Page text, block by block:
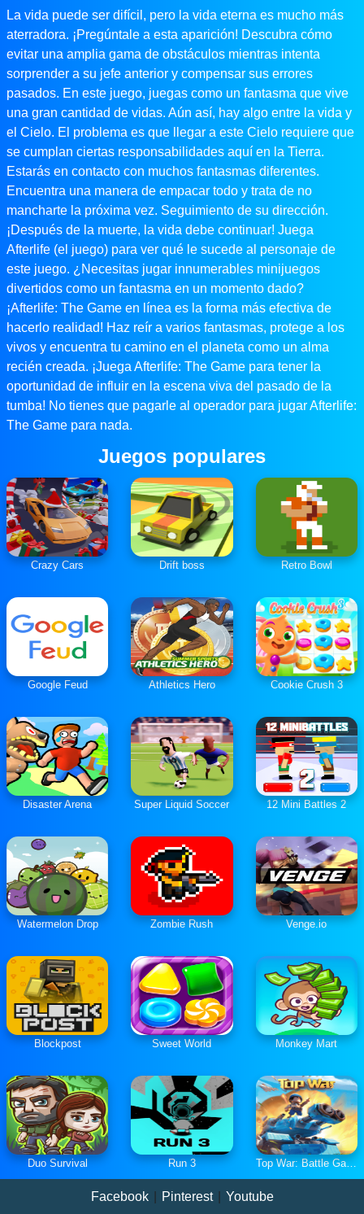
La vida puede ser difícil, pero la vida eterna es mucho más
aterradora. ¡Pregúntale a esta aparición! Descubra cómo
evitar una amplia gama de obstáculos mientras intenta
sorprender a su jefe anterior y compensar sus errores
pasados. En este juego, juegas como un fantasma que vive
una gran cantidad de vidas. Aún así, hay algo entre la vida y
el Cielo. El problema es que llegar a este Cielo requiere que
se cumplan ciertas responsabilidades aquí en la Tierra.
Estarás en contacto con muchos fantasmas diferentes.
Encuentra una manera de empacar todo y trata de no
mancharte la próxima vez. Seguimiento de su dirección.
¡Después de la muerte, la vida debe continuar! Juega
Afterlife (el juego) para ver qué le sucede al personaje de
este juego. ¿Necesitas jugar innumerables minijuegos
divertidos como un fantasma en un momento dado?
¡Afterlife: The Game en línea es la forma más efectiva de
hacerlo realidad! Haz reír a varios fantasmas, protege a los
vivos y encuentra tu camino en el planeta como un alma
recién creada. ¡Juega Afterlife: The Game para tener la
oportunidad de influir en la escena viva del pasado de la
tumba! No tienes que pagarle al operador para jugar Afterlife:
The Game para nada.
Juegos populares
Crazy Cars Drift boss Retro Bowl
Google Feud Athletics Hero Cookie Crush 3
Disaster Arena Super Liquid Soccer 12 Mini Battles 2
Watermelon Drop Zombie Rush Venge.io
Blockpost Sweet World Monkey Mart
Duo Survival Run 3 Top War: Battle Game
Facebook Pinterest Youtube